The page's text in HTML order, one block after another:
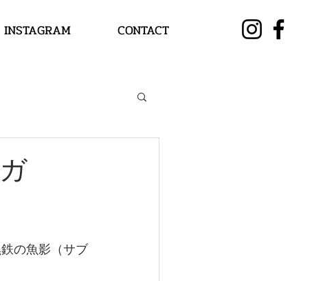
INSTAGRAM CONTACT
の魚影（サブ